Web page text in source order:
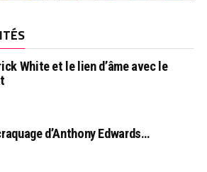
White et le lien d’âme avec le
d’Anthony Edwards…